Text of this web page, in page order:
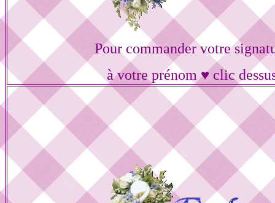
Pour commander votre
à votre prénom ♥ clic